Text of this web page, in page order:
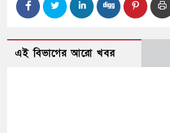
এই বিভাগের আরো খবর